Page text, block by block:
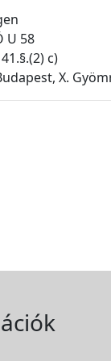
U 58
41.§.(2) c)
X.